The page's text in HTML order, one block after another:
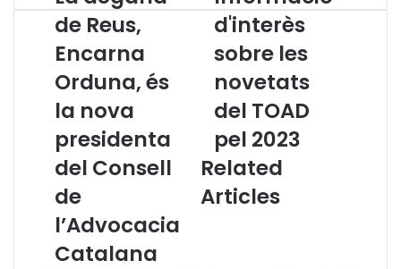
a
d
e
a
n
a
d
R
e
u
s
,
de Reus,
Encarna
Orduna, és
la nova
presidenta
del Consell
de
l’Advocacia
Catalana
n
f
o
m
a
c
d
d'interès
sobre les
novetats
del TOAD
pel 2023
Related
Articles